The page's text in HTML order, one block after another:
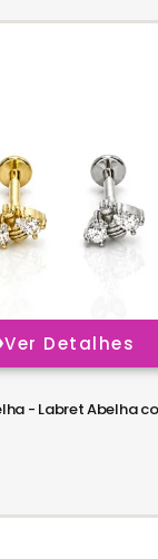
Ver Detalhes